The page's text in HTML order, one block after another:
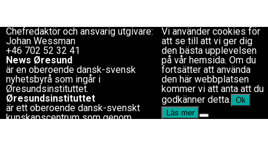
Chefredaktör och ansvarig utgivare:
Johan Wessman
+46 702 52 32 41
News Øresund
är en oberoende dansk-svensk
nyhets­byrå som ingår i
Øresundsinstituttet.
Øresundsinstituttet
är ett oberoende dansk-svenskt
kunskapscentrum som genom
Vi använder cookies för
att se till att vi ger dig
den bästa upplevelsen
på vår hemsida. Om du
fortsätter att använda
den här webbplatsen
kommer vi att anta att du
godkänner detta. Ok
Läs mer